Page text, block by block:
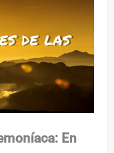
En